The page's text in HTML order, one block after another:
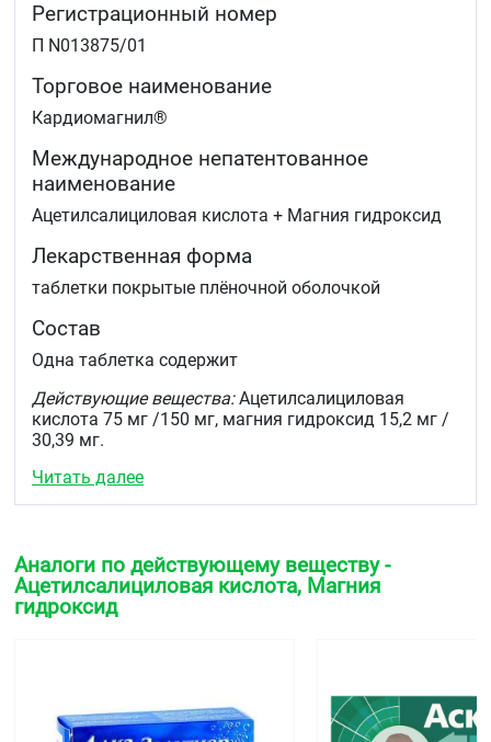
транслюминальная коронарная ангиопластика).
Нестабильная стенокардия.
Регистрационный номер
П N013875/01
Торговое наименование
Кардиомагнил®
Международное непатентованное
наименование
Ацетилсалициловая кислота + Магния гидроксид
Лекарственная форма
таблетки покрытые плёночной оболочкой
Состав
Одна таблетка содержит
Действующие вещества:Ацетилсалициловая
кислота 75 мг /150 мг, магния гидроксид 15,2 мг /
30,39 мг.
Вспомогательные вещества:
9,5 мг /19,0 мг, целлюлоза микрокристаллическая
Оболочка:Гипромеллоза (метил-гидроксипропил-
целлюлоза 15) 460 мкг /1,2 мг, пропиленгликоль 90
мкг / 240 мкг, тальк 280 мкг / 720 мкг.
Таблетки покрытые плёночной оболочкой,
содержащие 75 мг/15,2 мг ацетилсалициловой
кислоты и магния гидроксида, соответственно:
Читать далее
Аналоги по действующему веществу -
Ацетилсалициловая кислота, Магния
гидроксид